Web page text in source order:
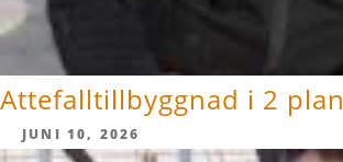
Attefalltillbyggnad i 2 plan
JUNI 10, 2026